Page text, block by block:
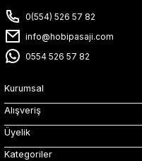
0(554) 526 57 82
info@hobipasaji.com
0554 526 57 82
Kurumsal
Alışveriş
Üyelik
Kategoriler